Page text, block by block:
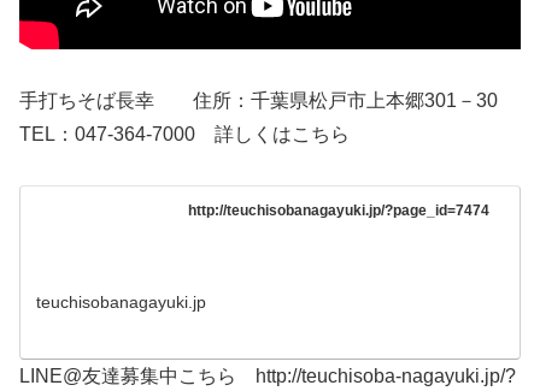
手打ちそば長幸 住所：千葉県松戸市上本郷301－30
TEL：047-364-7000 詳しくはこちら
http://teuchisobanagayuki.jp/?page_id=7474
teuchisobanagayuki.jp
LINE@友達募集中こちら http://teuchisoba-nagayuki.jp/?